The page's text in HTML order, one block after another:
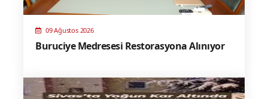
09 Ağustos 2026
Buruciye Medresesi Restorasyona Alınıyor